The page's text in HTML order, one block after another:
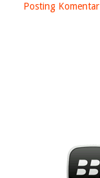
Posting Komentar